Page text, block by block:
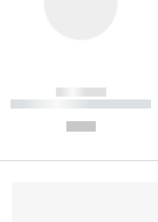
------------
----------- ----------- ----------